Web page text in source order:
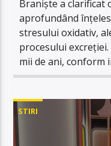
Braniște a clarificat
aprofundând
stresului oxidativ,
procesului
mii de ani,
STIRI